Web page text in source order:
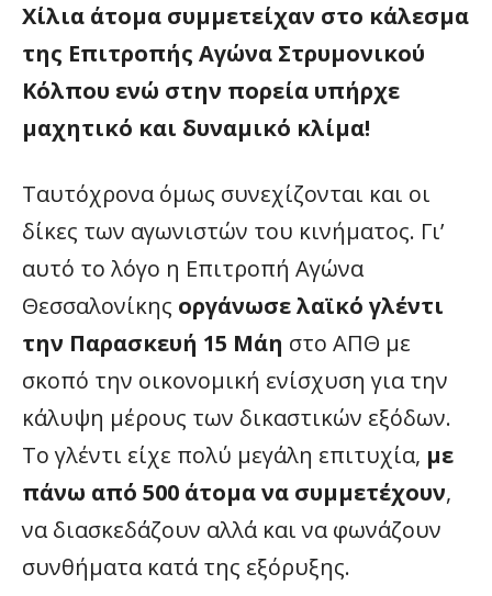
Χίλια άτομα συμμετείχαν στο κάλεσμα
της Επιτροπής Αγώνα Στρυμονικού
Κόλπου ενώ στην πορεία υπήρχε
μαχητικό και δυναμικό κλίμα!
Ταυτόχρονα όμως συνεχίζονται και οι
δίκες των αγωνιστών του κινήματος. Γι’
αυτό το λόγο η Επιτροπή Αγώνα
Θεσσαλονίκης οργάνωσε λαϊκό γλέντι
την Παρασκευή 15 Μάη στο ΑΠΘ με
σκοπό την οικονομική ενίσχυση για την
κάλυψη μέρους των δικαστικών εξόδων.
Το γλέντι είχε πολύ μεγάλη επιτυχία, με
πάνω από 500 άτομα να συμμετέχουν,
να διασκεδάζουν αλλά και να φωνάζουν
συνθήματα κατά της εξόρυξης.